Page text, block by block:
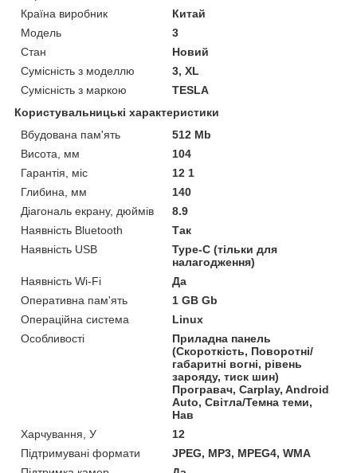
Країна виробник
Китай
Модель
3
Стан
Новий
Сумісність з моделлю
3, XL
Сумісність з маркою
TESLA
Користувальницькі характеристики
Вбудована пам'ять
512 Mb
Висота, мм
104
Гарантія, міс
12 1
Глибина, мм
140
Діагональ екрану, дюймів
8.9
Наявність Bluetooth
Так
Наявність USB
Type-C (тільки для
налагодження)
Наявність Wi-Fi
Да
Оперативна пам'ять
1 GB Gb
Операційна система
Linux
Особливості
Приладна панель
(Скороткість, Поворотні/
габаритні вогні, рівень
зарояду, тиск шин)
Програвач, Carplay, Android
Auto, Світла/Темна теми,
Нав
Харчування, У
12
Підтримувані формати
JPEG, MP3, MPEG4, WMA